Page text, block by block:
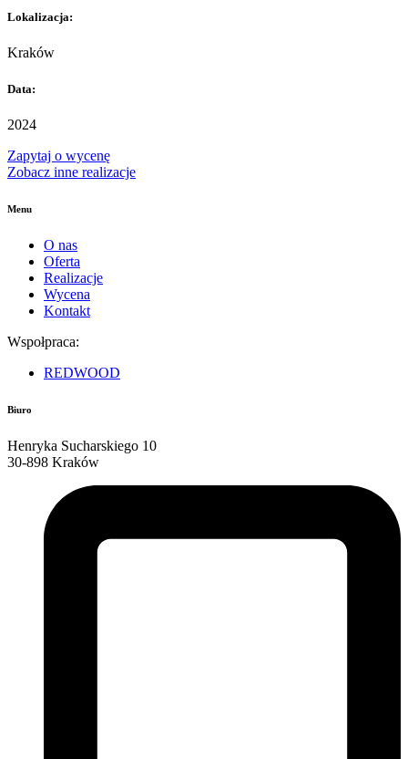
Lokalizacja:
Kraków
Data:
2024
Zapytaj o wycenę
Zobacz inne realizacje
Menu
O nas
Oferta
Realizacje
Wycena
Kontakt
Wspołpraca:
REDWOOD
Biuro
Henryka Sucharskiego 10
30-898 Kraków